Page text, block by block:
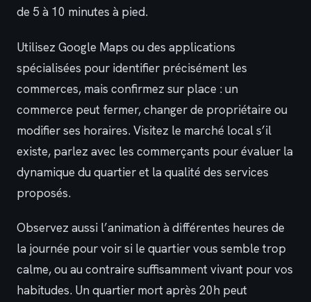
de 5 à 10 minutes à pied.
Utilisez Google Maps ou des applications
spécialisées pour identifier précisément les
commerces, mais confirmez sur place : un
commerce peut fermer, changer de propriétaire ou
modifier ses horaires. Visitez le marché local s’il
existe, parlez avec les commerçants pour évaluer la
dynamique du quartier et la qualité des services
proposés.
Observez aussi l’animation à différentes heures de
la journée pour voir si le quartier vous semble trop
calme, ou au contraire suffisamment vivant pour vos
habitudes. Un quartier mort après 20h peut